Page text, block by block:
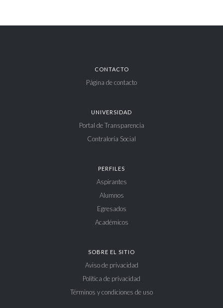
CONTACTO
Página de contacto
UNIVERSIDAD
Portal de Transparencia
Contraloría Social
PERFILES
Aspirantes
Alumnos
Egresados
Académicos
SOBRE EL SITIO
Aviso de privacidad
Política de privacidad
Términos y condiciones de uso